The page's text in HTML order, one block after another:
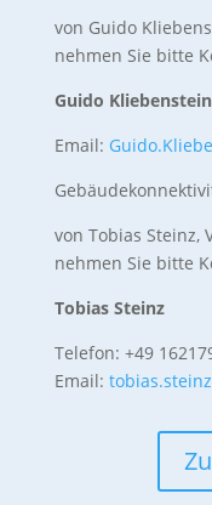
von Guido
nehmen Sie bitte
Guido Kliebenstein
Email:
von Tobias Steinz,
nehmen Sie bitte
Tobias Steinz
Telefon: +49
Email: